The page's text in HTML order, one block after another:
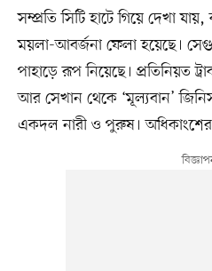
সম্প্রতি সিটি হাটে গিয়ে দেখা
ময়লা-আবর্জনা ফেলা হয়েছে।
পাহাড়ে রূপ নিয়েছে। প্রতিনিয়ত
আর সেখান থেকে ‘মূল্যবান’
একদল নারী ও পুরুষ। অধিকাংশের